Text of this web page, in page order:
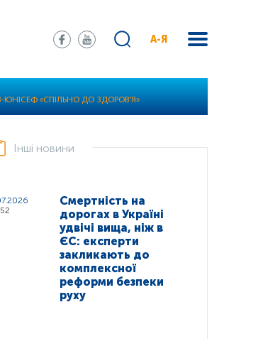
А-Я
ЮНІСЕФ «СПІЛЬНО ДО ЗДОРОВ'Я»
Інші новини
Смертність на
дорогах в Україні
удвічі вища, ніж в
ЄС: експерти
закликають до
комплексної
реформи безпеки
руху